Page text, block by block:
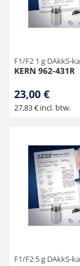
F1/F2 1 g DAkkS-
KERN 962-431R
23,00 €
27,83 € incl. btw.
F1/F2 5 g DAkkS-
Hangende
Orgelschalen
Weegschaal
Spannings- en
Accessoires
Toepassingen
Newton-